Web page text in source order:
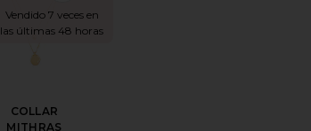
Vendido 7 veces en
las últimas 48 horas
COLLAR
MITHRAS